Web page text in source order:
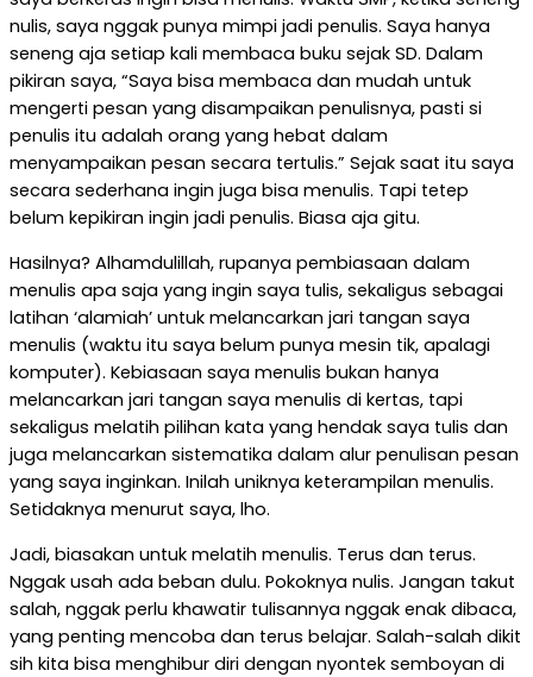
nulis, saya nggak punya mimpi jadi penulis. Saya hanya
seneng aja setiap kali membaca buku sejak SD. Dalam
pikiran saya, “Saya bisa membaca dan mudah untuk
mengerti pesan yang disampaikan penulisnya, pasti si
penulis itu adalah orang yang hebat dalam
menyampaikan pesan secara tertulis.” Sejak saat itu saya
secara sederhana ingin juga bisa menulis. Tapi tetep
belum kepikiran ingin jadi penulis. Biasa aja gitu.
Hasilnya? Alhamdulillah, rupanya pembiasaan dalam
menulis apa saja yang ingin saya tulis, sekaligus sebagai
latihan ‘alamiah’ untuk melancarkan jari tangan saya
menulis (waktu itu saya belum punya mesin tik, apalagi
komputer). Kebiasaan saya menulis bukan hanya
melancarkan jari tangan saya menulis di kertas, tapi
sekaligus melatih pilihan kata yang hendak saya tulis dan
juga melancarkan sistematika dalam alur penulisan pesan
yang saya inginkan. Inilah uniknya keterampilan menulis.
Setidaknya menurut saya, lho.
Jadi, biasakan untuk melatih menulis. Terus dan terus.
Nggak usah ada beban dulu. Pokoknya nulis. Jangan takut
salah, nggak perlu khawatir tulisannya nggak enak dibaca,
yang penting mencoba dan terus belajar. Salah-salah dikit
sih kita bisa menghibur diri dengan nyontek semboyan di